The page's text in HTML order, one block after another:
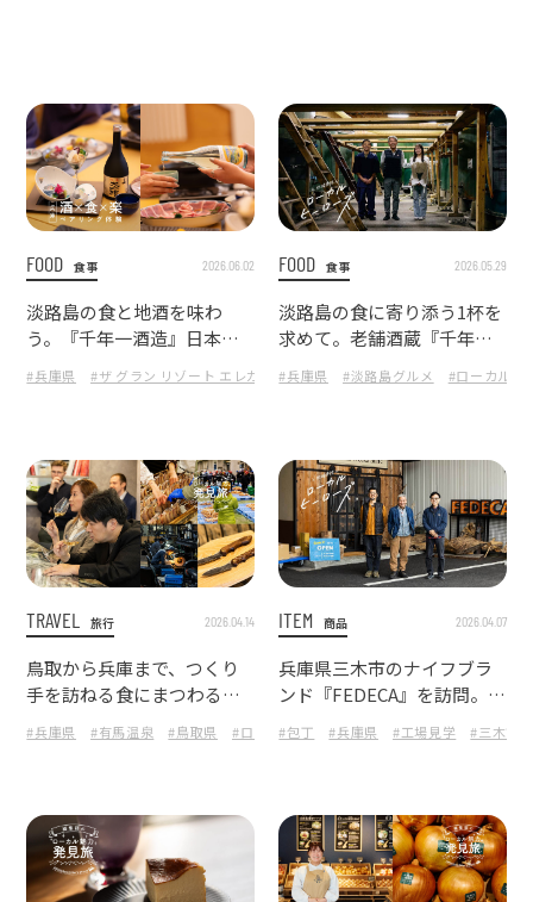
FOOD 食事 2026.06.02
淡路島の食と地酒を味わ
う。『千年一酒造』日本酒
ペアリングフェア体験
#兵庫県 #ザ グラン リゾート エレガンテ淡路島 #淡路島 #淡路島グルメ
FOOD 食事 2026.05.29
淡路島の食に寄り添う1杯を
求めて。老舗酒蔵『千年一
酒造』を訪問
#兵庫県 #淡路島グルメ #ローカルヒ
TRAVEL 旅行 2026.04.14
鳥取から兵庫まで、つくり
手を訪ねる食にまつわるロ
ードトリップ。仕事と美意
識を巡るローカル魅力発見
#兵庫県 #有馬温泉 #鳥取県 #ローカル魅力発見旅 #干物 #境港水産物地
ITEM 商品 2026.04.07
兵庫県三木市のナイフブラ
ンド『FEDECA』を訪問。工
場見学と創業者が抱く想い
から、そのモノづくりに迫
#包丁 #兵庫県 #工場見学 #三木市